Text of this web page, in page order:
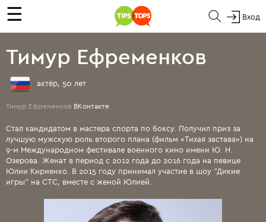
☰ Вход
Тимур Ефременков
актёр, 50 лет
Тимур Ефременков ВКонтакте
Стал кандидатом в мастера спорта по боксу. Получил приз за
лучшую мужскую роль второго плана (фильм «Тихая застава») на
9-м Международном фестивале военного кино имени Ю. Н.
Озерова. Женат в период с 2012 года до 2016 года на певице
Юлии Кириенко. В 2015 году принимал участие в шоу "Дикие
игры" на СТС, вместе с женой Юлией.